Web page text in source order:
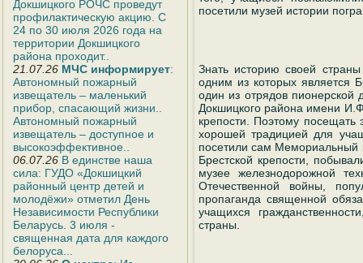
Докшицкого РОЧС проведут
профилактическую акцию. С
24 по 30 июля 2026 года на
территории Докшицкого
района проходит..
21.07.26 МЧС информирует:
Автономный пожарный
извещатель – маленький
прибор, спасающий жизни..
Автономный пожарный
извещатель – доступное и
высокоэффективное..
06.07.26 В единстве наша
сила: ГУДО «Докшицкий
районный центр детей и
молодёжи» отметил День
Независимости Республики
Беларусь. 3 июля -
священная дата для каждого
белоруса...
посетили музей истории
Знать историю своей
одним из которых является
один из отрядов
Докшицкого района имени
крепости. Поэтому посещать
хорошей традицией для
посетили сам Мемориальный
Брестской крепости,
музее железнодорожной
Отечественной войны,
пропаганда священной
учащихся
страны.